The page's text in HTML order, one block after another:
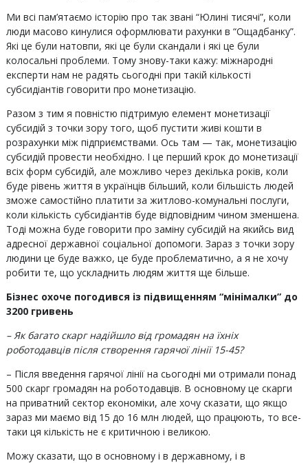
Ми всі пам’ятаємо історію про так звані “Юлині тисячі”, коли
люди масово кинулися оформлювати рахунки в “Ощадбанку”.
Які це були натовпи, які це були скандали і які це були
колосальні проблеми. Тому знову-таки кажу: міжнародні
експерти нам не радять сьогодні при такій кількості
субсидіантів говорити про монетизацію.
Разом з тим я повністю підтримую елемент монетизації
субсидій з точки зору того, щоб пустити живі кошти в
розрахунки між підприємствами. Ось там — так, монетизацію
субсидій провести необхідно. І це перший крок до монетизації
всіх форм субсидій, але можливо через декілька років, коли
буде рівень життя в українців більший, коли більшість людей
зможе самостійно платити за житлово-комунальні послуги,
коли кількість субсидіантів буде відповідним чином зменшена.
Тоді можна буде говорити про заміну субсидій на якийсь вид
адресної державної соціальної допомоги. Зараз з точки зору
людини це буде важко, це буде проблематично, а я не хочу
робити те, що ускладнить людям життя ще більше.
Бізнес охоче погодився із підвищенням “мінімалки” до
3200 гривень
– Як багато скарг надійшло від громадян на їхніх
роботодавців після створення гарячої лінії 15-45?
– Після введення гарячої лінії на сьогодні ми отримали понад
500 скарг громадян на роботодавців. В основному це скарги
на приватний сектор економіки, але хочу сказати, що якщо
зараз ми маємо від 15 до 16 млн людей, що працюють, то все-
таки ця кількість не є критичною і великою.
Можу сказати, що в основному і в державному, і в